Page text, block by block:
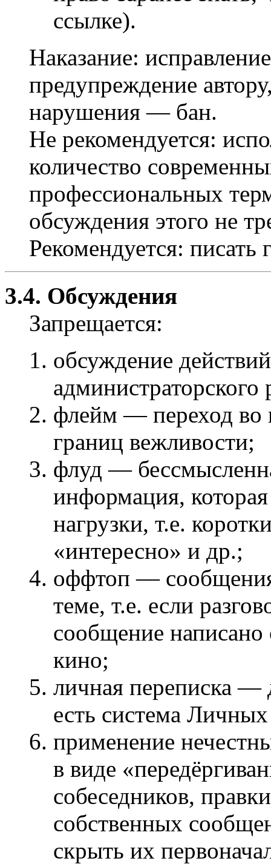
ссылке).
Наказание:
предупреждение
нарушения — бан.
Не рекомендуется:
количество
профессиональных
обсуждения этого не
Рекомендуется: писать
3.4. Обсуждения
Запрещается:
обсуждение
администраторского
флейм — переход во
границ вежливости;
флуд —
информация,
нагрузки, т.е.
«интересно» и др.;
оффтоп — сообщения
теме, т.е. если
сообщение написано
кино;
личная переписка —
есть система
применение
в виде
собеседников,
собственных
скрыть их